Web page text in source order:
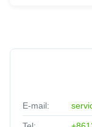
E-mail: